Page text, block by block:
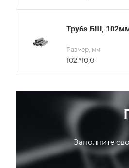
Труба БШ,
Размер, мм
102 *10,0
Заполните